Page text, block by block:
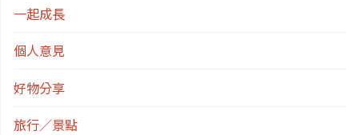
一起成長
個人意見
好物分享
旅行／景點